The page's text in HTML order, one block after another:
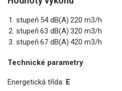
1. stupeň 54 dB(A) 220 m3/h
2. stupeň63 dB(A) 320 m3/h
3. stupeň67 dB(A) 420 m3/h
Technické parametry
Energetická třída: E